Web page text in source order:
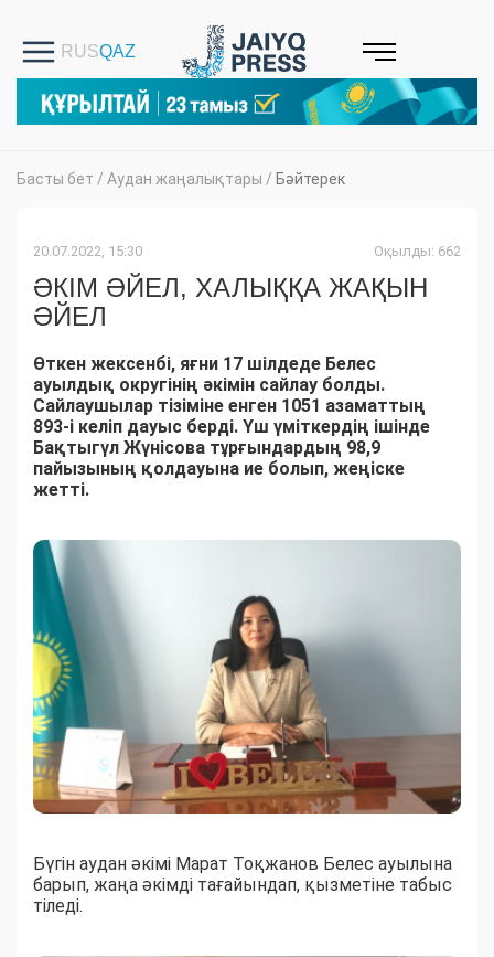
Басты бет / Аудан жаңалықтары / Бәйтерек
20.07.2022, 15:30 Оқылды: 662
ӘКІМ ӘЙЕЛ, ХАЛЫҚҚА ЖАҚЫН
ӘЙЕЛ
Өткен жексенбі, яғни 17 шілдеде Белес
ауылдық округінің әкімін сайлау болды.
Сайлаушылар тізіміне енген 1051 азаматтың
893-і келіп дауыс берді. Үш үміткердің ішінде
Бақтыгүл Жүнісова тұрғындардың 98,9
пайызының қолдауына ие болып, жеңіске
жетті.
Бүгін аудан әкімі Марат Тоқжанов Белес ауылына
барып, жаңа әкімді тағайындап, қызметіне табыс
тіледі.